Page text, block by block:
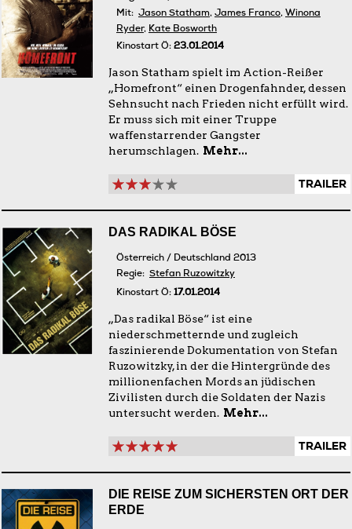
Mit: Jason Statham, James Franco, Winona
Ryder, Kate Bosworth
Kinostart Ö: 23.01.2014
Jason Statham spielt im Action-Reißer
„Homefront“ einen Drogenfahnder, dessen
Sehnsucht nach Frieden nicht erfüllt wird.
Er muss sich mit einer Truppe
waffenstarrender Gangster
herumschlagen. Mehr...
TRAILER
DAS RADIKAL BÖSE
Österreich / Deutschland 2013
Regie: Stefan Ruzowitzky
Kinostart Ö: 17.01.2014
„Das radikal Böse“ ist eine
niederschmetternde und zugleich
faszinierende Dokumentation von Stefan
Ruzowitzky, in der die Hintergründe des
millionenfachen Mords an jüdischen
Zivilisten durch die Soldaten der Nazis
untersucht werden. Mehr...
TRAILER
DIE REISE ZUM SICHERSTEN ORT DER
ERDE